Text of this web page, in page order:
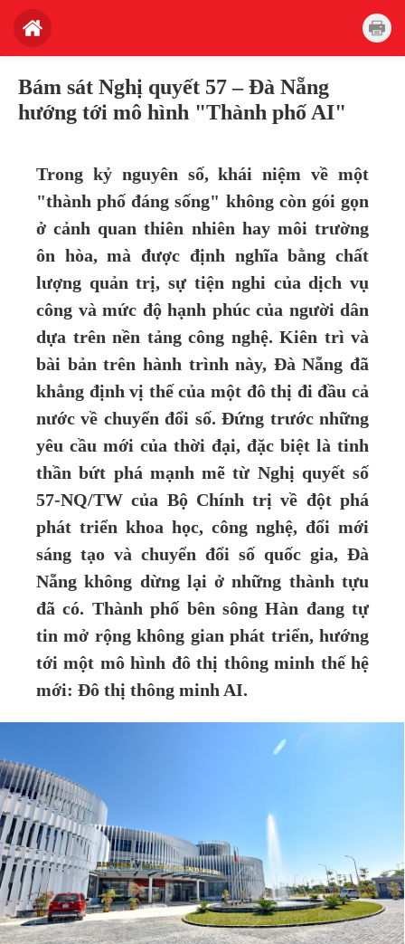
Bám sát Nghị quyết 57 – Đà Nẵng
hướng tới mô hình "Thành phố AI"
Trong kỷ nguyên số, khái niệm về một
"thành phố đáng sống" không còn gói gọn
ở cảnh quan thiên nhiên hay môi trường
ôn hòa, mà được định nghĩa bằng chất
lượng quản trị, sự tiện nghi của dịch vụ
công và mức độ hạnh phúc của người dân
dựa trên nền tảng công nghệ. Kiên trì và
bài bản trên hành trình này, Đà Nẵng đã
khẳng định vị thế của một đô thị đi đầu cả
nước về chuyển đổi số. Đứng trước những
yêu cầu mới của thời đại, đặc biệt là tinh
thần bứt phá mạnh mẽ từ Nghị quyết số
57-NQ/TW của Bộ Chính trị về đột phá
phát triển khoa học, công nghệ, đổi mới
sáng tạo và chuyển đổi số quốc gia, Đà
Nẵng không dừng lại ở những thành tựu
đã có. Thành phố bên sông Hàn đang tự
tin mở rộng không gian phát triển, hướng
tới một mô hình đô thị thông minh thế hệ
mới: Đô thị thông minh AI.